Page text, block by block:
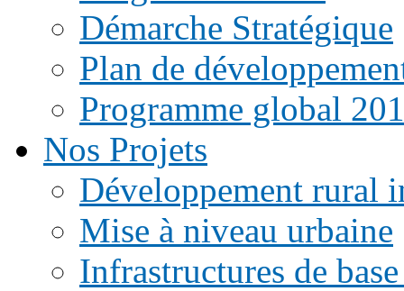
Démarche Stratégique
Plan de
Programme global
Nos Projets
Développement rural
Mise à niveau urbaine
Infrastructures de